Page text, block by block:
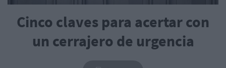
Cinco claves para acertar con
un cerrajero de urgencia